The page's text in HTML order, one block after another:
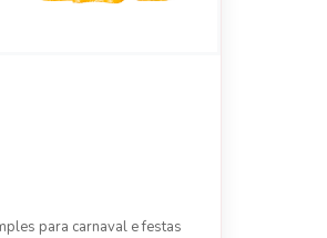
para carnaval e festas